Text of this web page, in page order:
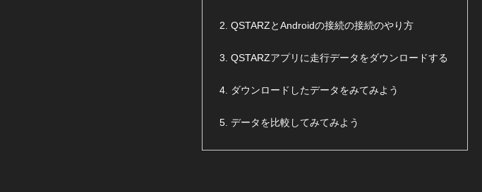
QSTARZとAndroidの接続の接続のやり方
QSTARZアプリに走行データをダウンロードする
ダウンロードしたデータをみてみよう
データを比較してみてみよう